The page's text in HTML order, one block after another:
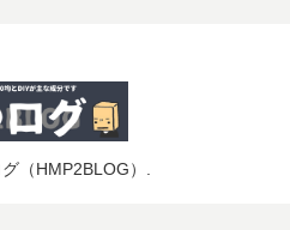
（HMP2BLOG）.